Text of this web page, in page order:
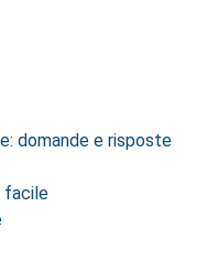
domande e risposte
facile